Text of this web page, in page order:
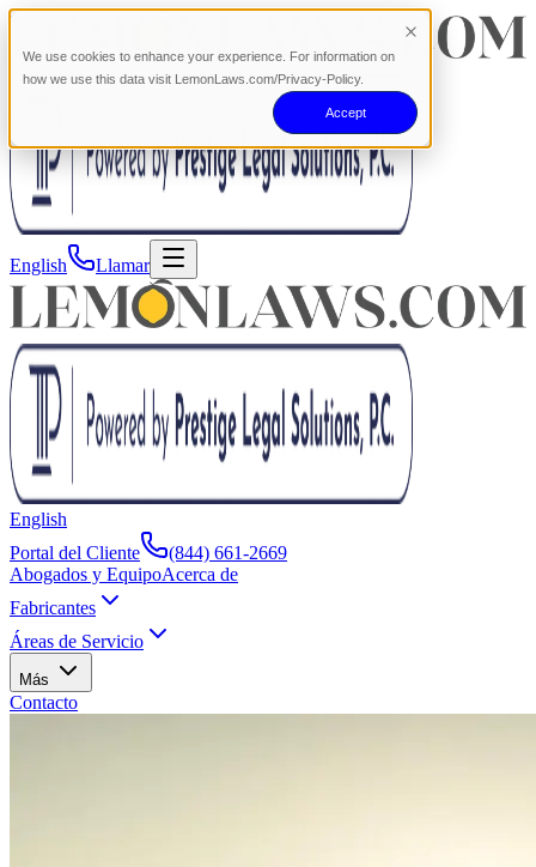
We use cookies to enhance your experience. For information on
how we use this data visit LemonLaws.com/Privacy-Policy.
Accept
English Llamar
English
Portal del Cliente
(844) 661-2669
Abogados y EquipoAcerca de
Fabricantes
Áreas de Servicio
Más
Contacto